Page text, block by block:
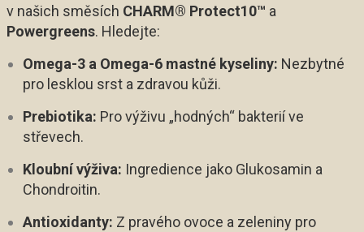
v našich směsích CHARM® Protect10™ a
Powergreens. Hledejte:
Omega-3 a Omega-6 mastné kyseliny: Nezbytné
pro lesklou srst a zdravou kůži.
Prebiotika: Pro výživu „hodných“ bakterií ve
střevech.
Kloubní výživa: Ingredience jako Glukosamin a
Chondroitin.
Antioxidanty: Z pravého ovoce a zeleniny pro